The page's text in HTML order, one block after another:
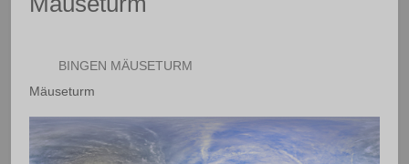
BINGEN MÄUSETURM
Mäuseturm